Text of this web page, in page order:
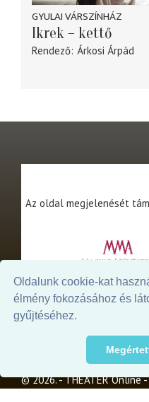
Oldalunk cookie-kat
élmény fokozásához és
gyűjtéséhez.
GYULAI VÁRSZÍNHÁZ
Ikrek – kettő
Rendező Árkosi Árpád
Az oldal megjelenését
© 2026. - THEATER Online -